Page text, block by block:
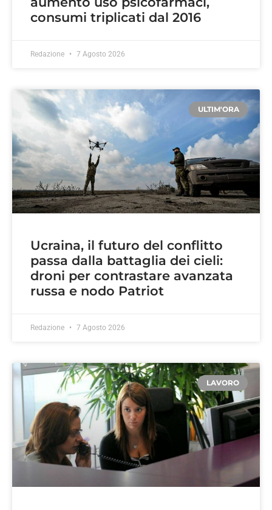
consumi triplicati dal 2016
Redazione 7 Agosto 2026
ULTIM'ORA
Ucraina, il futuro del conflitto
passa dalla battaglia dei cieli:
droni per contrastare avanzata
russa e nodo Patriot
Redazione 7 Agosto 2026
LAVORO